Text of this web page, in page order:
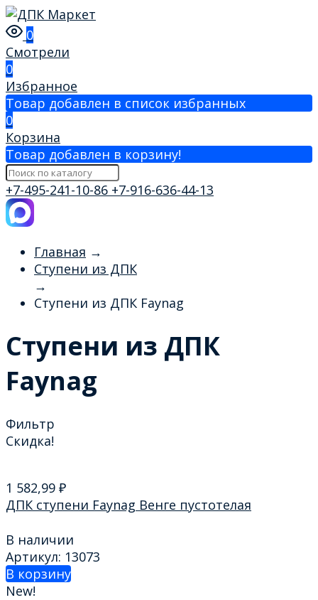
0
Смотрели
0
Избранное
Товар добавлен в список избранных
0
Корзина
Товар добавлен в корзину!
+7-495-241-10-86 +7-916-636-44-13
Главная →
Ступени из ДПК
→
Ступени из ДПК Faynag
Ступени из ДПК
Faynag
Фильтр
Скидка!
1 582,99 ₽
ДПК ступени Faynag Венге пустотелая
В наличии
Артикул: 13073
В корзину
New!